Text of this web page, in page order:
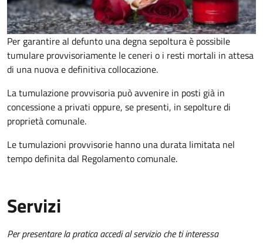
Per garantire al defunto una degna sepoltura è possibile
tumulare provvisoriamente le ceneri o i resti mortali in attesa
di una nuova e definitiva collocazione.
La tumulazione provvisoria può avvenire in posti già in
concessione a privati oppure, se presenti, in sepolture di
proprietà comunale.
Le tumulazioni provvisorie hanno una durata limitata nel
tempo definita dal Regolamento comunale.
Servizi
Per presentare la pratica accedi al servizio che ti interessa